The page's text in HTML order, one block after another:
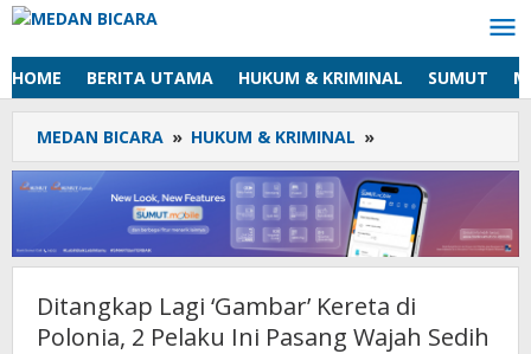
Lewati
konten
HOME BERITA UTAMA HUKUM & KRIMINAL SUMUT
MEDAN BICARA » HUKUM & KRIMINAL »
Lagi
'Gambar'
Kereta
di
Polonia,
Pelaku
Ini
Ditangkap Lagi ‘Gambar’ Kereta di
Polonia, 2 Pelaku Ini Pasang Wajah Sedih